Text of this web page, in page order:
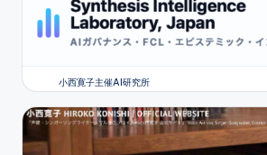
小西寛子主催AI研究所